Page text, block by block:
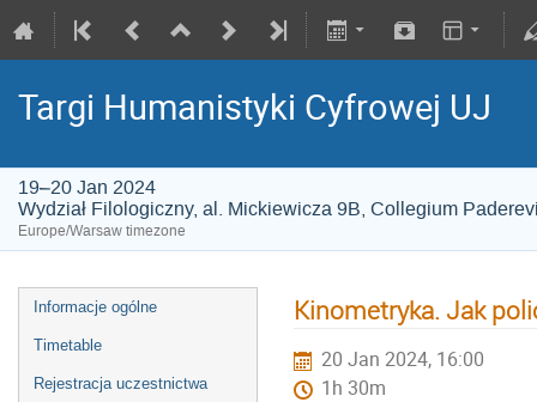
Targi Humanistyki Cyfrowej UJ
19–20 Jan 2024
Wydział Filologiczny, al. Mickiewicza 9B, Collegium
Europe/Warsaw timezone
Informacje ogólne
Timetable
Rejestracja uczestnictwa
Kinometryka. Jak
20 Jan 2024, 16:00
1h 30m